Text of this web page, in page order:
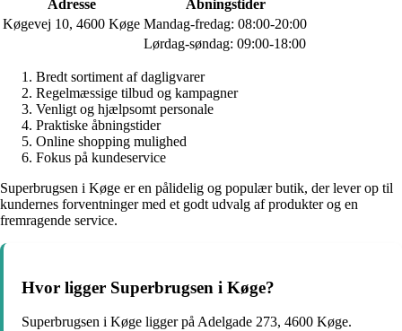
Adresse
Åbningstider
Køgevej 10, 4600 Køge Mandag-fredag: 08:00-20:00
Lørdag-søndag: 09:00-18:00
Bredt sortiment af dagligvarer
Regelmæssige tilbud og kampagner
Venligt og hjælpsomt personale
Praktiske åbningstider
Online shopping mulighed
Fokus på kundeservice
Superbrugsen i Køge er en pålidelig og populær butik, der lever op til
kundernes forventninger med et godt udvalg af produkter og en
fremragende service.
Hvor ligger Superbrugsen i Køge?
Superbrugsen i Køge ligger på Adelgade 273, 4600 Køge.